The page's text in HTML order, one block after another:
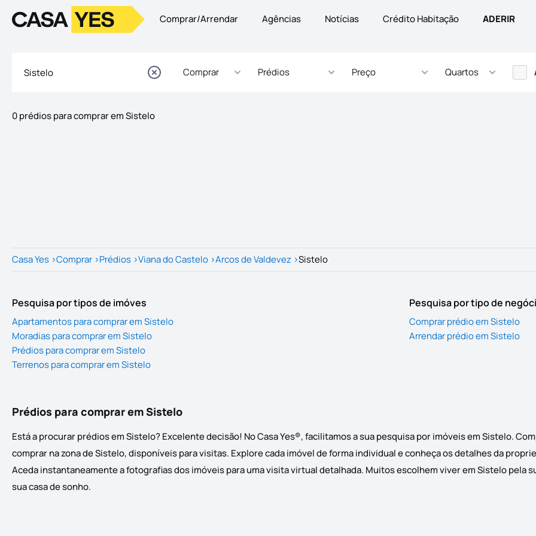
LogoIr para a homepage Comprar/Arrendar Agências Notícias Crédito Habitação ADERIR
Comprar Prédios Preço Quartos
0 prédios para comprar em Sistelo
Casa Yes >Comprar >Prédios >Viana do Castelo >Arcos de Valdevez >Sistelo
Pesquisa por tipos de imóves
Apartamentos para comprar em Sistelo
Moradias para comprar em Sistelo
Prédios para comprar em Sistelo
Terrenos para comprar em Sistelo
Pesquisa por tipo de
Comprar prédio em Sistelo
Arrendar prédio em Sistelo
Prédios para comprar em Sistelo
Está a procurar prédios em Sistelo? Excelente decisão! No Casa Yes®, facilitamos a sua pesquisa por imóveis em Sistelo.
comprar na zona de Sistelo, disponíveis para visitas. Explore cada imóvel de forma individual e conheça os detalhes da
Aceda instantaneamente a fotografias dos imóveis para uma visita virtual detalhada. Muitos escolhem viver em Sistelo pela
sua casa de sonho.